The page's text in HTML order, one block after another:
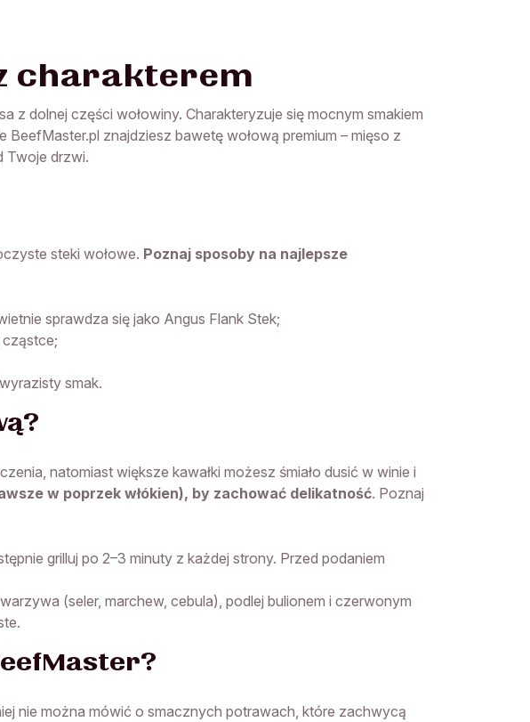
charakterem
z dolnej części wołowiny. Charakteryzuje się mocnym smakiem
BeefMaster.pl znajdziesz bawetę wołową premium – mięso z
Twoje drzwi.
steki wołowe. Poznaj sposoby na najlepsze
sprawdza się jako Angus Flank Stek;
smak.
natomiast większe kawałki możesz śmiało dusić w winie i
w poprzek włókien), by zachować delikatność. Poznaj
grilluj po 2–3 minuty z każdej strony. Przed podaniem
(seler, marchew, cebula), podlej bulionem i czerwonym
nie można mówić o smacznych potrawach, które zachwycą